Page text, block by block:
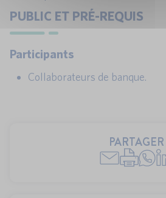
PUBLIC ET PRÉ-REQUIS
Participants
Collaborateurs de banque.
PARTAGER